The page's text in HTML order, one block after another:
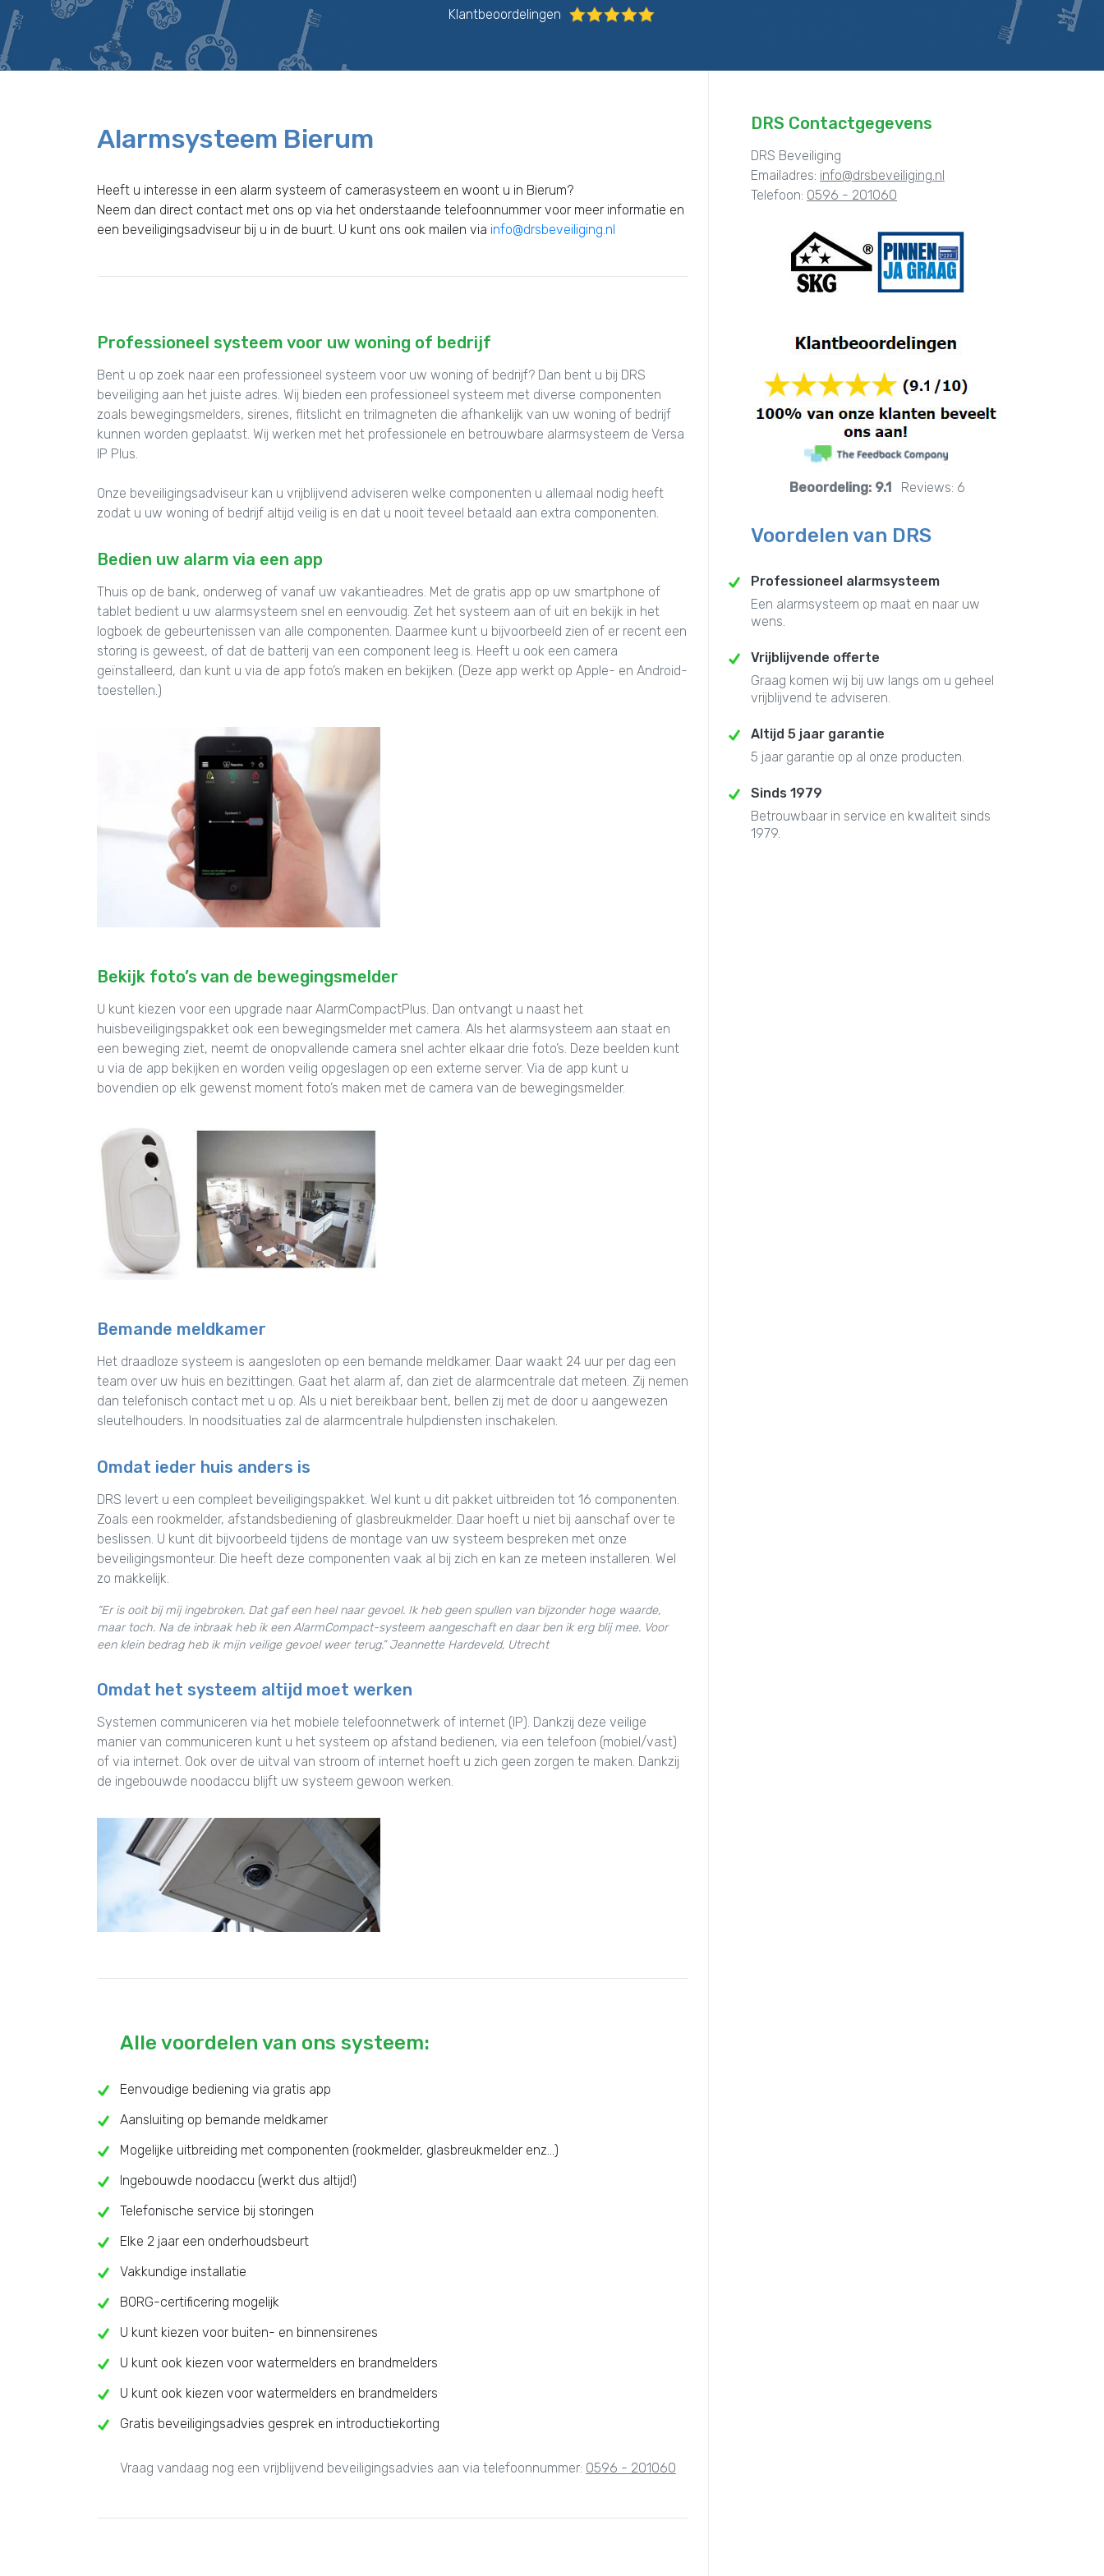
Klantbeoordelingen
Alarmsysteem Bierum
Heeft u interesse in een alarm systeem of camerasysteem en woont u in Bierum?
Neem dan direct contact met ons op via het onderstaande telefoonnummer voor meer informatie en
een beveiligingsadviseur bij u in de buurt. U kunt ons ook mailen via info@drsbeveiliging.nl
Professioneel systeem voor uw woning of bedrijf
Bent u op zoek naar een professioneel systeem voor uw woning of bedrijf? Dan bent u bij DRS
beveiliging aan het juiste adres. Wij bieden een professioneel systeem met diverse componenten
zoals bewegingsmelders, sirenes, flitslicht en trilmagneten die afhankelijk van uw woning of bedrijf
kunnen worden geplaatst. Wij werken met het professionele en betrouwbare alarmsysteem de Versa
IP Plus.
Onze beveiligingsadviseur kan u vrijblijvend adviseren welke componenten u allemaal nodig heeft
zodat u uw woning of bedrijf altijd veilig is en dat u nooit teveel betaald aan extra componenten.
Bedien uw alarm via een app
Thuis op de bank, onderweg of vanaf uw vakantieadres. Met de gratis app op uw smartphone of
tablet bedient u uw alarmsysteem snel en eenvoudig. Zet het systeem aan of uit en bekijk in het
logboek de gebeurtenissen van alle componenten. Daarmee kunt u bijvoorbeeld zien of er recent een
storing is geweest, of dat de batterij van een component leeg is. Heeft u ook een camera
geïnstalleerd, dan kunt u via de app foto’s maken en bekijken. (Deze app werkt op Apple- en Android-
toestellen.)
Bekijk foto’s van de bewegingsmelder
U kunt kiezen voor een upgrade naar AlarmCompactPlus. Dan ontvangt u naast het
huisbeveiligingspakket ook een bewegingsmelder met camera. Als het alarmsysteem aan staat en
een beweging ziet, neemt de onopvallende camera snel achter elkaar drie foto’s. Deze beelden kunt
u via de app bekijken en worden veilig opgeslagen op een externe server. Via de app kunt u
bovendien op elk gewenst moment foto’s maken met de camera van de bewegingsmelder.
Bemande meldkamer
Het draadloze systeem is aangesloten op een bemande meldkamer. Daar waakt 24 uur per dag een
team over uw huis en bezittingen. Gaat het alarm af, dan ziet de alarmcentrale dat meteen. Zij nemen
dan telefonisch contact met u op. Als u niet bereikbaar bent, bellen zij met de door u aangewezen
sleutelhouders. In noodsituaties zal de alarmcentrale hulpdiensten inschakelen.
Omdat ieder huis anders is
DRS levert u een compleet beveiligingspakket. Wel kunt u dit pakket uitbreiden tot 16 componenten.
Zoals een rookmelder, afstandsbediening of glasbreukmelder. Daar hoeft u niet bij aanschaf over te
beslissen. U kunt dit bijvoorbeeld tijdens de montage van uw systeem bespreken met onze
beveiligingsmonteur. Die heeft deze componenten vaak al bij zich en kan ze meteen installeren. Wel
zo makkelijk.
“Er is ooit bij mij ingebroken. Dat gaf een heel naar gevoel. Ik heb geen spullen van bijzonder hoge waarde,
maar toch. Na de inbraak heb ik een AlarmCompact-systeem aangeschaft en daar ben ik erg blij mee. Voor
een klein bedrag heb ik mijn veilige gevoel weer terug.” Jeannette Hardeveld, Utrecht
Omdat het systeem altijd moet werken
Systemen communiceren via het mobiele telefoonnetwerk of internet (IP). Dankzij deze veilige
manier van communiceren kunt u het systeem op afstand bedienen, via een telefoon (mobiel/vast)
of via internet. Ook over de uitval van stroom of internet hoeft u zich geen zorgen te maken. Dankzij
de ingebouwde noodaccu blijft uw systeem gewoon werken.
Alle voordelen van ons systeem:
Eenvoudige bediening via gratis app
Aansluiting op bemande meldkamer
Mogelijke uitbreiding met componenten (rookmelder, glasbreukmelder enz...)
Ingebouwde noodaccu (werkt dus altijd!)
Telefonische service bij storingen
Elke 2 jaar een onderhoudsbeurt
Vakkundige installatie
BORG-certificering mogelijk
U kunt kiezen voor buiten- en binnensirenes
U kunt ook kiezen voor watermelders en brandmelders
U kunt ook kiezen voor watermelders en brandmelders
Gratis beveiligingsadvies gesprek en introductiekorting
Vraag vandaag nog een vrijblijvend beveiligingsadvies aan via telefoonnummer: 0596 - 201060
DRS Contactgegevens
DRS Beveiliging
Emailadres: info@drsbeveiliging.nl
Telefoon: 0596 - 201060
Beoordeling: 9.1 Reviews: 6
Voordelen van DRS
Professioneel alarmsysteem
Een alarmsysteem op maat en naar uw
wens.
Vrijblijvende offerte
Graag komen wij bij uw langs om u geheel
vrijblijvend te adviseren.
Altijd 5 jaar garantie
5 jaar garantie op al onze producten.
Sinds 1979
Betrouwbaar in service en kwaliteit sinds
1979.